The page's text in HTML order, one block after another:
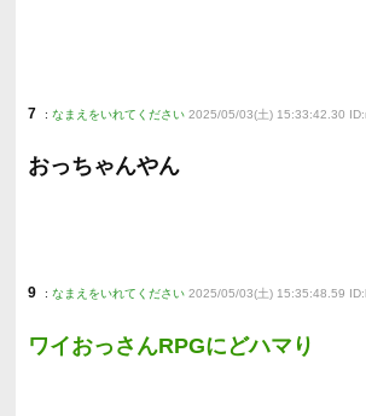
7 : なまえをいれてください 2025/05/03(土) 15:33:42.30
おっちゃんやん
9 : なまえをいれてください 2025/05/03(土) 15:35:48.59
ワイおっさんRPGにどハマり